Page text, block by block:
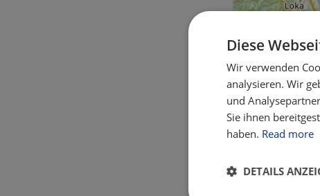
Diese
Wir verwenden
analysieren. Wir
und
Sie ihnen
haben. Read more
DETAILS